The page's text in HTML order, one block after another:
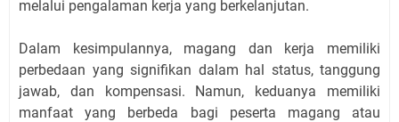
melalui pengalaman kerja yang berkelanjutan.
Dalam kesimpulannya, magang dan kerja memiliki
perbedaan yang signifikan dalam hal status, tanggung
jawab, dan kompensasi. Namun, keduanya memiliki
manfaat yang berbeda bagi peserta magang atau